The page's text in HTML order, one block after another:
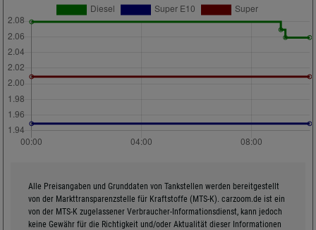
Alle Preisangaben und Grunddaten von Tankstellen werden bereitgestellt
von der Markttransparenzstelle für Kraftstoffe (MTS-K). carzoom.de ist ein
von der MTS-K zugelassener Verbraucher-Informationsdienst, kann jedoch
keine Gewähr für die Richtigkeit und/oder Aktualität dieser Informationen